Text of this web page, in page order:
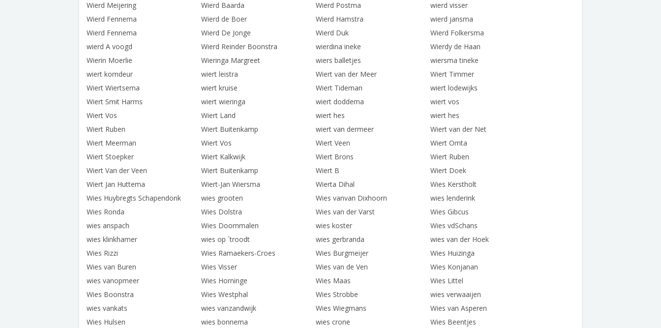
Wierd Meijering
Wierd Baarda Wierd Postma
wierd visser
Wierd Fennema
Wierd de Boer Wierd Hamstra
wierd jansma
Wierd Fennema
Wierd De Jonge Wierd Duk
Wierd Folkersma
wierd A voogd
Wierd Reinder Boonstra wierdina ineke
Wierdy de Haan
Wierin Moerlie
Wieringa Margreet wiers balletjes
wiersma tineke
wiert komdeur
wiert leistra Wiert van der Meer
Wiert Timmer
Wiert Wiertsema
wiert kruise Wiert Tideman
wiert lodewijks
Wiert Smit Harms
wiert wieringa wiert doddema
wiert vos
Wiert Vos
Wiert Land wiert hes
wiert hes
Wiert Ruben
Wiert Buitenkamp wiert van dermeer
Wiert van der Net
Wiert Meerman
Wiert Vos Wiert Veen
Wiert Omta
Wiert Stoepker
Wiert Kalkwijk Wiert Brons
Wiert Ruben
Wiert Van der Veen
Wiert Buitenkamp Wiert B
Wiert Doek
Wiert Jan Huttema
Wiert-Jan Wiersma Wierta Dihal
Wies Kerstholt
Wies Huybregts Schapendonk
wies grooten Wies vanvan Dixhoorn
wies lenderink
Wies Ronda
Wies Dolstra Wies van der Varst
Wies Gibcus
wies anspach
Wies Doornmalen wies koster
Wies vdSchans
wies klinkhamer
wies op `troodt wies gerbranda
wies van der Hoek
Wies Rizzi
Wies Ramaekers-Croes Wies Burgmeijer
Wies Huizinga
Wies van Buren
Wies Visser Wies van de Ven
Wies Konjanan
wies vanopmeer
Wies Horninge Wies Maas
Wies Littel
Wies Boonstra
Wies Westphal Wies Strobbe
wies verwaaijen
wies vankats
wies vanzandwijk Wies Wiegmans
Wies van Asperen
Wies Hulsen
wies bonnema wies crone
Wies Beentjes